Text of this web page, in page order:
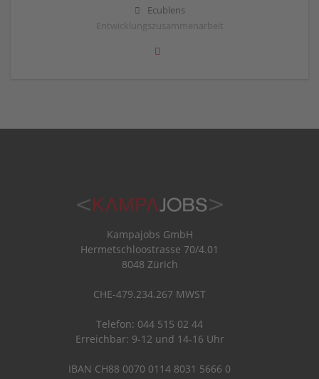
Ecublens
Entwicklungszusammenarbeit
Kampajobs GmbH
Hermetschloostrasse 70/4.01
8048 Zürich
CHE-479.234.267 MWST
Telefon: 044 515 02 44
Erreichbar: 9-12 und 14-16 Uhr
IBAN CH88 0070 0114 8031 5666 0